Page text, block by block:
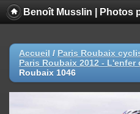
Benoît Musslin | Photos
Accueil / Paris Roubaix
Paris Roubaix 2012 - L'enfer
Roubaix 1046